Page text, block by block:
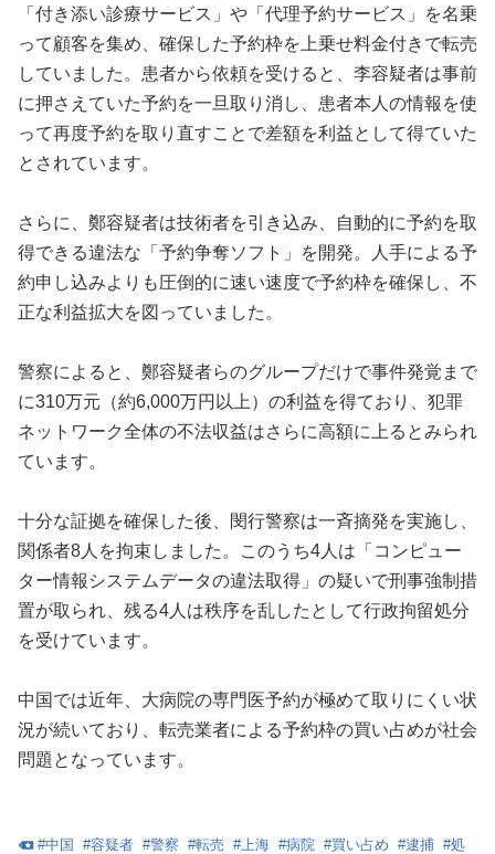
「付き添い診療サービス」や「代理予約サービス」を名乗
って顧客を集め、確保した予約枠を上乗せ料金付きで転売
していました。患者から依頼を受けると、李容疑者は事前
に押さえていた予約を一旦取り消し、患者本人の情報を使
って再度予約を取り直すことで差額を利益として得ていた
とされています。
さらに、鄭容疑者は技術者を引き込み、自動的に予約を取
得できる違法な「予約争奪ソフト」を開発。人手による予
約申し込みよりも圧倒的に速い速度で予約枠を確保し、不
正な利益拡大を図っていました。
警察によると、鄭容疑者らのグループだけで事件発覚まで
に310万元（約6,000万円以上）の利益を得ており、犯罪
ネットワーク全体の不法収益はさらに高額に上るとみられ
ています。
十分な証拠を確保した後、閔行警察は一斉摘発を実施し、
関係者8人を拘束しました。このうち4人は「コンピュー
ター情報システムデータの違法取得」の疑いで刑事強制措
置が取られ、残る4人は秩序を乱したとして行政拘留処分
を受けています。
中国では近年、大病院の専門医予約が極めて取りにくい状
況が続いており、転売業者による予約枠の買い占めが社会
問題となっています。
#中国 #容疑者 #警察 #転売 #上海 #病院 #買い占め #逮捕 #処